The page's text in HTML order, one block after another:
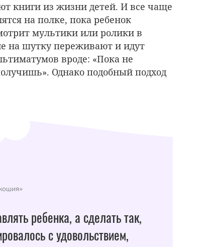
книги из жизни детей. И все чаще
на полке, пока ребенок
мультики или ролики в
на шутку переживают и идут
вроде: «Пока не
Однако подобный подход
ребенка, а сделать так,
с удовольствием,